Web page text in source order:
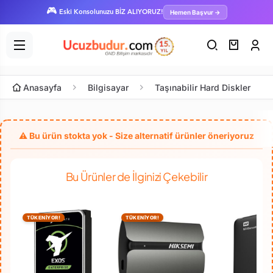
🎮 Eski Konsolunuzu BİZ ALIYORUZ! Hemen Başvur →
Anasayfa Bilgisayar Taşınabilir Hard Diskler
Bu Ürünler de İlginizi Çekebilir
TÜKENİYOR! TÜKENİYOR!